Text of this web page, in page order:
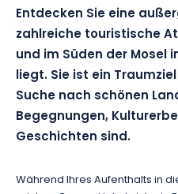
Entdecken Sie eine
zahlreiche touristische
und im Süden der Mosel
liegt. Sie ist ein
Suche nach schönen
Begegnungen,
Geschichten sind.
Während Ihres Aufenthalts in